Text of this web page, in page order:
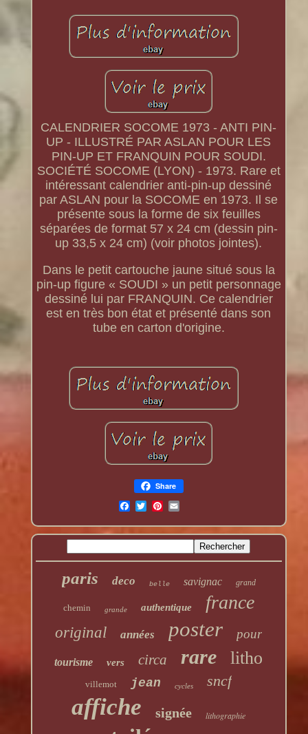
CALENDRIER SOCOME 1973 - ANTI PIN-
UP - ILLUSTRÉ PAR ASLAN POUR LES
PIN-UP ET FRANQUIN POUR SOUDI.
SOCIÉTÉ SOCOME (LYON) - 1973. Rare et
intéressant calendrier anti-pin-up dessiné
par ASLAN pour la SOCOME en 1973. Il se
présente sous la forme de six feuilles
séparées de format 57 x 24 cm (dessin pin-
up 33,5 x 24 cm) (voir photos jointes).
Dans le petit cartouche jaune situé sous la
pin-up figure « SOUDI » un petit personnage
dessiné lui par FRANQUIN. Ce calendrier
est en très bon état et présenté dans son
tube en carton d'origine.
Share
paris deco belle savignac grand
chemin grande authentique france
original années poster pour
tourisme vers circa rare litho
villemot jean cycles sncf
affiche signée lithographie